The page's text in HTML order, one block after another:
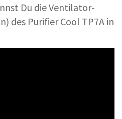
Du die Ventilator-
des Purifier Cool TP7A in